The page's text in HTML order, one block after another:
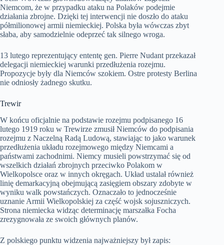
Niemcom, że w przypadku ataku na Polaków podejmie
działania zbrojne. Dzięki tej interwencji nie doszło do ataku
półmilionowej armii niemieckiej. Polska była wówczas zbyt
słaba, aby samodzielnie odeprzeć tak silnego wroga.
13 lutego reprezentujący ententę gen. Pierre Nudant przekazał
delegacji niemieckiej warunki przedłużenia rozejmu.
Propozycje były dla Niemców szokiem. Ostre protesty Berlina
nie odniosły żadnego skutku.
Trewir
W końcu oficjalnie na podstawie rozejmu podpisanego 16
lutego 1919 roku w Trewirze zmusił Niemców do podpisania
rozejmu z Naczelną Radą Ludową, stawiając to jako warunek
przedłużenia układu rozejmowego między Niemcami a
państwami zachodnimi. Niemcy musieli powstrzymać się od
wszelkich działań zbrojnych przeciwko Polakom w
Wielkopolsce oraz w innych okręgach. Układ ustalał również
linię demarkacyjną obejmującą zasięgiem obszary zdobyte w
wyniku walk powstańczych. Oznaczało to jednocześnie
uznanie Armii Wielkopolskiej za część wojsk sojuszniczych.
Strona niemiecka widząc determinację marszałka Focha
zrezygnowała ze swoich głównych planów.
Z polskiego punktu widzenia najważniejszy był zapis: